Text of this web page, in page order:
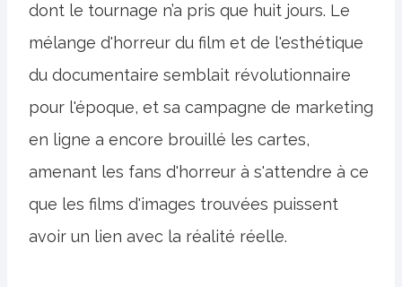
dont le tournage n’a pris que huit jours. Le
mélange d'horreur du film et de l'esthétique
du documentaire semblait révolutionnaire
pour l'époque, et sa campagne de marketing
en ligne a encore brouillé les cartes,
amenant les fans d'horreur à s'attendre à ce
que les films d'images trouvées puissent
avoir un lien avec la réalité réelle.